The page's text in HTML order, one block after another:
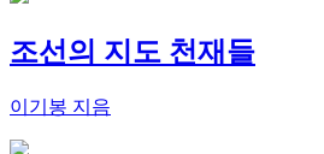
조선의 지도 천재들
이기봉 지음